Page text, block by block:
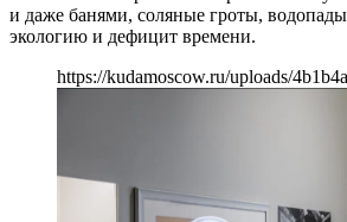
и даже банями, соляные гроты,
экологию и дефицит времени.
https://kudamoscow.ru/uploads/